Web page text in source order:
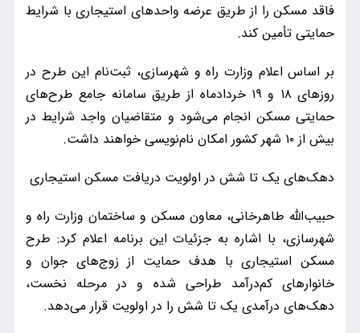
فاقد مسکن را از طریق عرضه واحدهای استیجاری با شرایط
حمایتی تأمین کند.
بر اساس اعلام وزارت راه و شهرسازی، ثبت‌نام این طرح در
روزهای ۱۸ و ۱۹ خردادماه از طریق سامانه جامع طرح‌های
حمایتی مسکن انجام می‌شود و متقاضیان واجد شرایط در
بیش از ۱۰ شهر کشور امکان نام‌نویسی خواهند داشت.
دهک‌های یک تا شش در اولویت دریافت مسکن استیجاری
حبیب‌الله طاهرخانی، معاون مسکن و ساختمان وزارت راه و
شهرسازی، با اشاره به جزئیات این برنامه اعلام کرد: طرح
مسکن استیجاری با هدف حمایت از زوج‌های جوان و
خانوارهای کم‌درآمد طراحی شده و در مرحله نخست،
دهک‌های درآمدی یک تا شش را در اولویت قرار می‌دهد.